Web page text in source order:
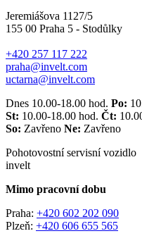
Jeremiášova 1127/5
155 00 Praha 5 - Stodůlky
+420 257 117 222
praha@invelt.com
uctarna@invelt.com
Dnes 10.00-18.00 hod. Po:
St: 10.00-18.00 hod. Čt:
So: Zavřeno Ne: Zavřeno
Pohotovostní servisní vozidlo
invelt
Mimo pracovní dobu
Praha: +420 602 202 090
Plzeň: +420 606 655 565